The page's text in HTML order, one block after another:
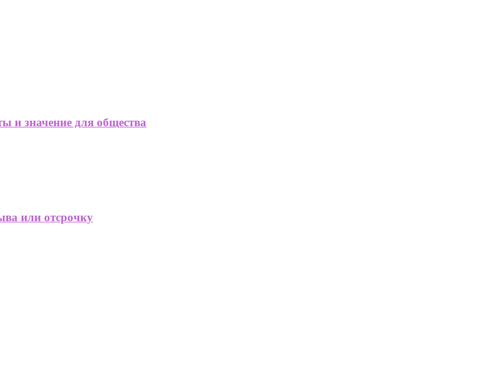
и значение для общества
или отсрочку